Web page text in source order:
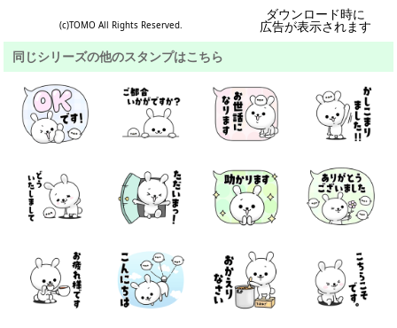
(c)TOMO All Rights Reserved.
ダウンロード時に
広告が表示されます
同じシリーズの他のスタンプはこちら